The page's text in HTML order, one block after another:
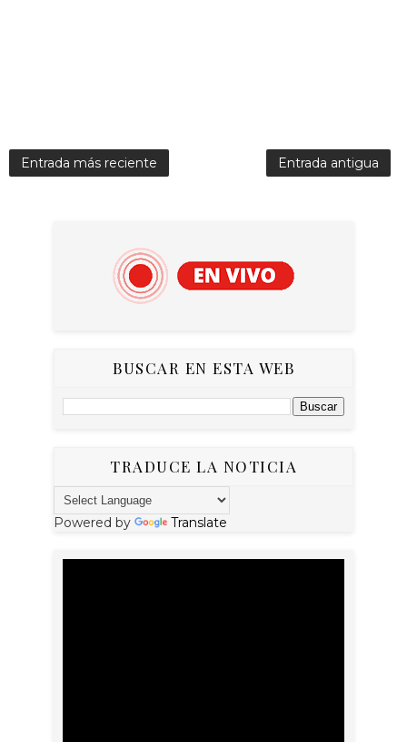
Entrada más reciente Entrada antigua
BUSCAR EN ESTA WEB
TRADUCE LA NOTICIA
Powered by Translate